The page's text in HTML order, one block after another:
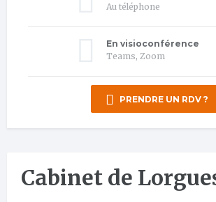
Au téléphone
En visioconférence
Teams, Zoom
PRENDRE UN RDV ?
Cabinet de